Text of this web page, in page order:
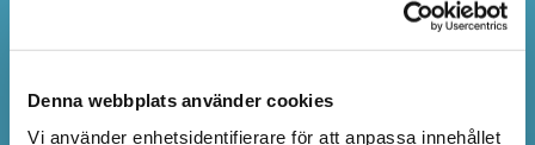
Denna webbplats använder cookies
Vi använder enhetsidentifierare för att anpassa innehållet
SÅHÄR GÖR DU FÖR
ATT FÅ HJÄLP MED